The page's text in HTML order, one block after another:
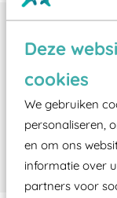
Deze
cookies
We gebruiken
personaliseren,
en om ons
informatie over
partners voor
Leeftijd
Afmetingen
Certificatie
Materiaal